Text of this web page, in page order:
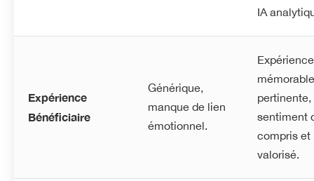
IA
Expérience
Bénéficiaire
Générique,
manque de lien
émotionnel.
Expérience
pertinente,
sentiment
compris et
valorisé.